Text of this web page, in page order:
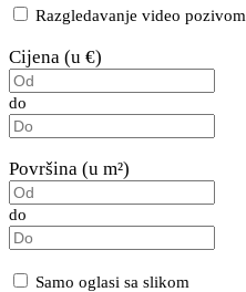
Razgledavanje video pozivom
Cijena (u €)
do
Površina (u m²)
do
Samo oglasi sa slikom